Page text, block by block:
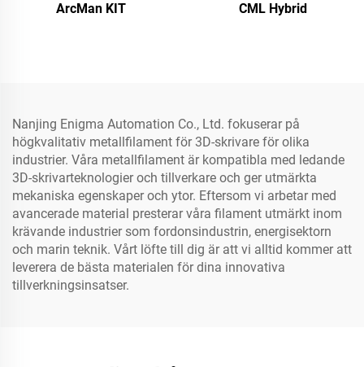
ArcMan KIT CML Hybrid
Nanjing Enigma Automation Co., Ltd. fokuserar på
högkvalitativ metallfilament för 3D-skrivare för olika
industrier. Våra metallfilament är kompatibla med ledande
3D-skrivarteknologier och tillverkare och ger utmärkta
mekaniska egenskaper och ytor. Eftersom vi arbetar med
avancerade material presterar våra filament utmärkt inom
krävande industrier som fordonsindustrin, energisektorn
och marin teknik. Vårt löfte till dig är att vi alltid kommer att
leverera de bästa materialen för dina innovativa
tillverkningsinsatser.